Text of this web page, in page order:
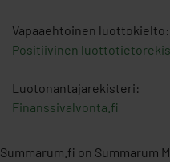
Vapaaehtoinen luottokielto:
Positiivinen
Luotonantajarekisteri:
Finanssivalvonta.fi
Summarum.fi on Summarum